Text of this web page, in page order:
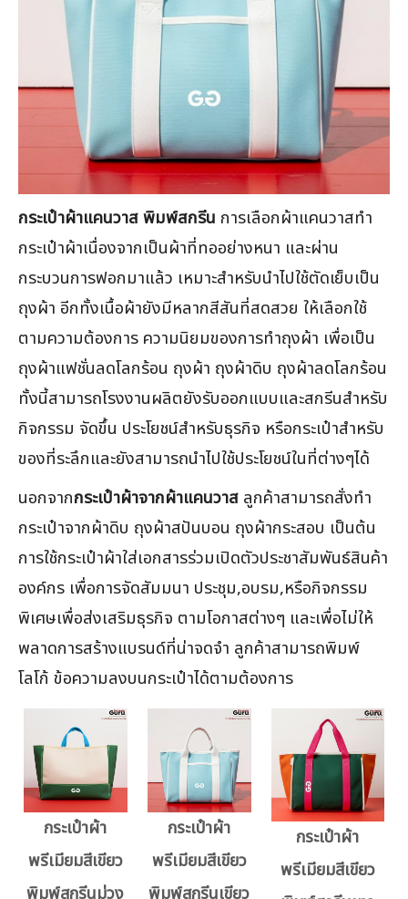
กระเป๋าผ้าแคนวาส พิมพ์สกรีน การเลือกผ้าแคนวาสทำ
กระเป๋าผ้าเนื่องจากเป็นผ้าที่ทออย่างหนา และผ่าน
กระบวนการฟอกมาแล้ว เหมาะสำหรับนำไปใช้ตัดเย็บเป็น
ถุงผ้า อีกทั้งเนื้อผ้ายังมีหลากสีสันที่สดสวย ให้เลือกใช้
ตามความต้องการ ความนิยมของการทำถุงผ้า เพื่อเป็น
ถุงผ้าแฟชั่นลดโลกร้อน ถุงผ้า ถุงผ้าดิบ ถุงผ้าลดโลกร้อน
ทั้งนี้สามารถโรงงานผลิตยังรับออกแบบและสกรีนสำหรับ
กิจกรรม จัดขึ้น ประโยชน์สำหรับธุรกิจ หรือกระเป๋าสำหรับ
ของที่ระลึกและยังสามารถนำไปใช้ประโยชน์ในที่ต่างๆได้
นอกจากกระเป๋าผ้าจากผ้าแคนวาส ลูกค้าสามารถสั่งทำ
กระเป๋าจากผ้าดิบ ถุงผ้าสปันบอน ถุงผ้ากระสอบ เป็นต้น
การใช้กระเป๋าผ้าใส่เอกสารร่วมเปิดตัวประชาสัมพันธ์สินค้า
องค์กร เพื่อการจัดสัมมนา ประชุม,อบรม,หรือกิจกรรม
พิเศษเพื่อส่งเสริมธุรกิจ ตามโอกาสต่างๆ และเพื่อไม่ให้
พลาดการสร้างแบรนด์ที่น่าจดจำ ลูกค้าสามารถพิมพ์
โลโก้ ข้อความลงบนกระเป๋าได้ตามต้องการ
กระเป๋าผ้า
พรีเมียมสีเขียว
พิมพ์สกรีนม่วง
กระเป๋าผ้า
พรีเมียมสีเขียว
พิมพ์สกรีนเขียว
กระเป๋าผ้า
พรีเมียมสีเขียว